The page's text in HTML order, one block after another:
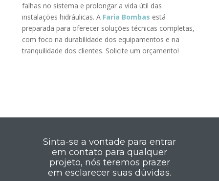
falhas no sistema e prolongar a vida útil das
instalações hidráulicas. A Faria Bombas está
preparada para oferecer soluções técnicas completas,
com foco na durabilidade dos equipamentos e na
tranquilidade dos clientes. Solicite um orçamento!
Sinta-se a vontade para entrar
em contato para qualquer
projeto, nós teremos prazer
em esclarecer suas dúvidas.